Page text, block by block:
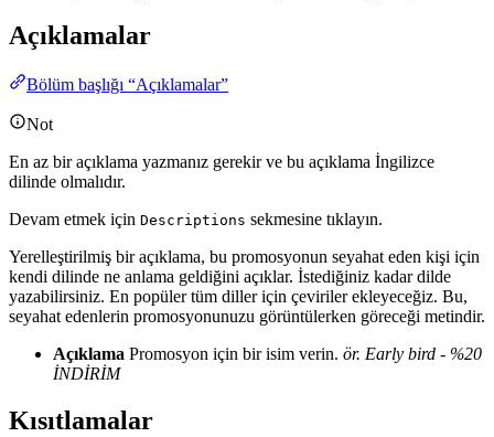
Açıklamalar
Bölüm başlığı “Açıklamalar”
Not
En az bir açıklama yazmanız gerekir ve bu açıklama İngilizce
dilinde olmalıdır.
Devam etmek için Descriptions sekmesine tıklayın.
Yerelleştirilmiş bir açıklama, bu promosyonun seyahat eden kişi için
kendi dilinde ne anlama geldiğini açıklar. İstediğiniz kadar dilde
yazabilirsiniz. En popüler tüm diller için çeviriler ekleyeceğiz. Bu,
seyahat edenlerin promosyonunuzu görüntülerken göreceği metindir.
Açıklama Promosyon için bir isim verin. ör. Early bird - %20
İNDİRİM
Kısıtlamalar